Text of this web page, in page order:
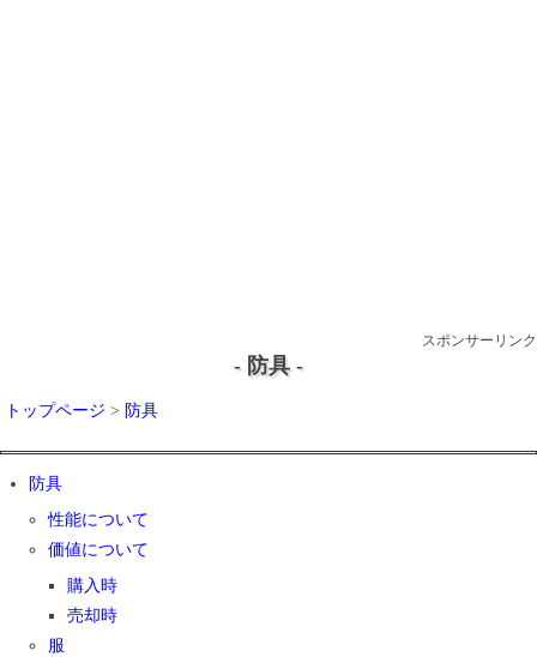
スポンサーリンク
- 防具 -
トップページ > 防具
防具
性能について
価値について
購入時
売却時
服